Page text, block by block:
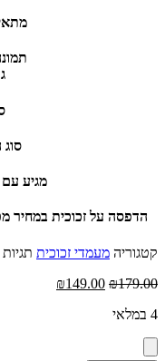
מגיע עם
הדפסה על זכוכית במחיר
קטגוריה מעמדי זכוכית תגיות
₪179.00
המחיר ₪149.00
4 במלאי